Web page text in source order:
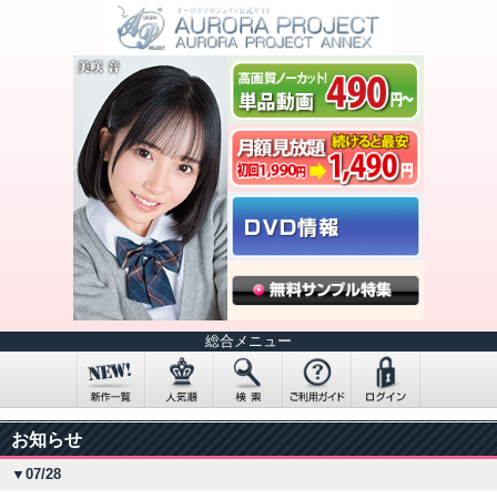
総合メニュー
お知らせ
▼07/28